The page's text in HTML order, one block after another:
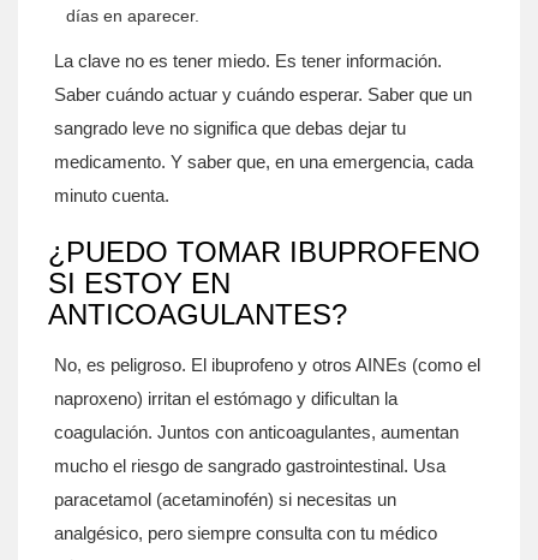
días en aparecer.
La clave no es tener miedo. Es tener información.
Saber cuándo actuar y cuándo esperar. Saber que un
sangrado leve no significa que debas dejar tu
medicamento. Y saber que, en una emergencia, cada
minuto cuenta.
¿PUEDO TOMAR IBUPROFENO
SI ESTOY EN
ANTICOAGULANTES?
No, es peligroso. El ibuprofeno y otros AINEs (como el
naproxeno) irritan el estómago y dificultan la
coagulación. Juntos con anticoagulantes, aumentan
mucho el riesgo de sangrado gastrointestinal. Usa
paracetamol (acetaminofén) si necesitas un
analgésico, pero siempre consulta con tu médico